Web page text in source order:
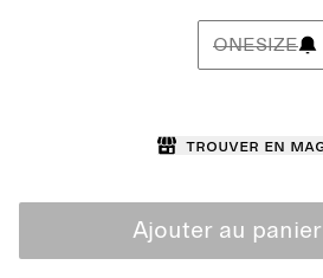
ONESIZE
Trouver en
Ajouter au panier